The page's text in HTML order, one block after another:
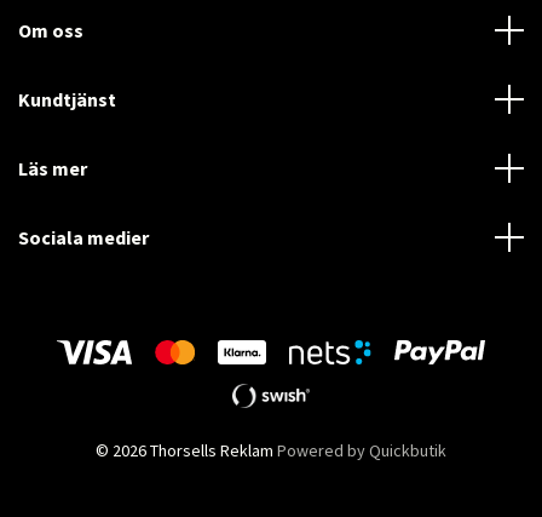
Om oss
Kundtjänst
Läs mer
Sociala medier
© 2026 Thorsells Reklam Powered by Quickbutik